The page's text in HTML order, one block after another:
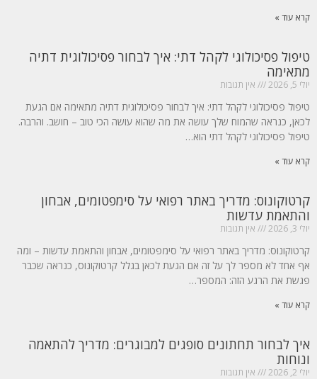
קרא עוד »
טיפול פסיכולוגי לקהל דתי: איך לבחור פסיכולוגית דתיה
מתאימה
יולי 5, 2026 אין תגובות
טיפול פסיכולוגי לקהל דתי: איך לבחור פסיכולוגית דתיה מתאימה אם הגעת
לכאן, כנראה שהמוח שלך עושה את מה שהוא עושה הכי טוב – חושב. והרבה.
טיפול פסיכולוגי לקהל דתי הוא…
קרא עוד »
קרטוקונוס: מדריך באתר רפואי על סימפטומים, אבחון
והתאמת עדשות
יולי 3, 2026 אין תגובות
קרטוקונוס: מדריך באתר רפואי על סימפטומים, אבחון והתאמת עדשות – ומה
אף אחד לא מספר לך על זה אם הגעת לכאן בגלל קרטוקונוס, כנראה שכבר
פגשת את הרגע הזה: המספר…
קרא עוד »
איך לבחור תחתונים סופגים למבוגרים: מדריך להתאמה
ונוחות
יולי 2, 2026 אין תגובות